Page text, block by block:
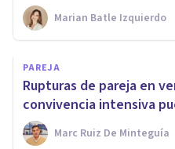
Marian Batle Izquierdo
PAREJA
Rupturas de pareja en
convivencia intensiva
Marc Ruiz De Minteguía